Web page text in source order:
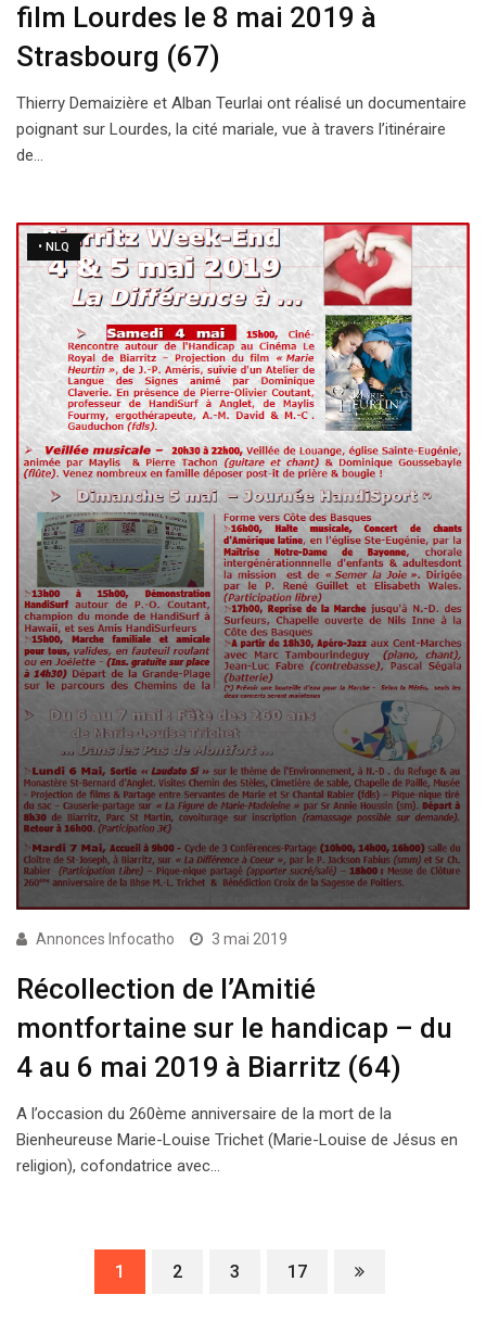
film Lourdes le 8 mai 2019 à
Strasbourg (67)
Thierry Demaizière et Alban Teurlai ont réalisé un documentaire
poignant sur Lourdes, la cité mariale, vue à travers l’itinéraire
de…
• NLQ
Annonces Infocatho 3 mai 2019
Récollection de l’Amitié
montfortaine sur le handicap – du
4 au 6 mai 2019 à Biarritz (64)
A l’occasion du 260ème anniversaire de la mort de la
Bienheureuse Marie-Louise Trichet (Marie-Louise de Jésus en
religion), cofondatrice avec…
1 2 3 17